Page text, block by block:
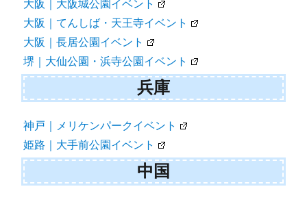
大阪｜大阪城公園イベント
大阪｜てんしば・天王寺イベント
大阪｜長居公園イベント
堺｜大仙公園・浜寺公園イベント
兵庫
神戸｜メリケンパークイベント
姫路｜大手前公園イベント
中国